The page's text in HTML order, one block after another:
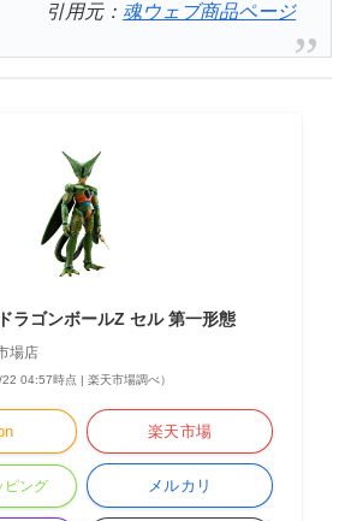
引用元： 魂ウェブ商品ページ
ラゴンボールZ セル 第一形態
場店
22 04:57時点 | 楽天市場調べ）
楽天市場
ピング メルカリ